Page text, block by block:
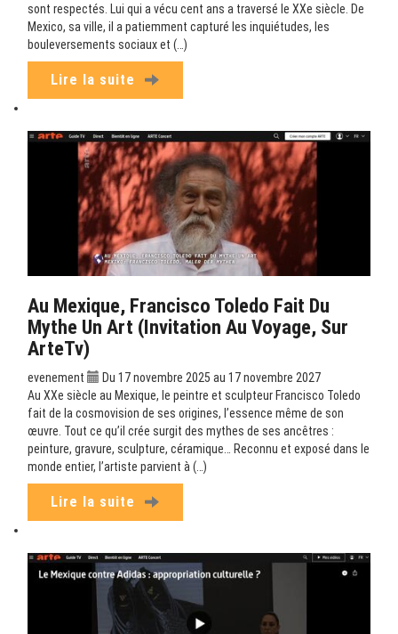
sont respectés. Lui qui a vécu cent ans a traversé le XXe siècle. De
Mexico, sa ville, il a patiemment capturé les inquiétudes, les
bouleversements sociaux et (…)
Lire la suite
Au Mexique, Francisco Toledo Fait Du
Mythe Un Art (Invitation Au Voyage, Sur
ArteTv)
evenement
Du 17 novembre 2025 au 17 novembre 2027
Au XXe siècle au Mexique, le peintre et sculpteur Francisco Toledo
fait de la cosmovision de ses origines, l’essence même de son
œuvre. Tout ce qu’il crée surgit des mythes de ses ancêtres :
peinture, gravure, sculpture, céramique… Reconnu et exposé dans le
monde entier, l’artiste parvient à (…)
Lire la suite